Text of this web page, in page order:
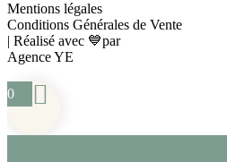
Mentions légales
Conditions Générales de Vente
| Réalisé avec 💙par
Agence YE
0